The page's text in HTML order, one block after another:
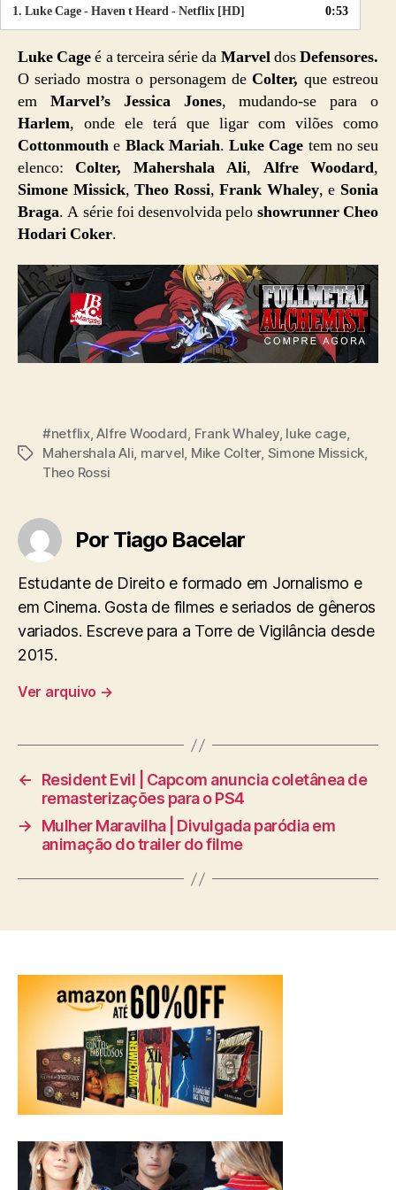
1. Luke Cage - Haven t Heard - Netflix [HD] 0:53
Luke Cageé a terceira série da MarveldosDefensores.
O seriado mostra o personagem de Colter, que estreou
em Marvel’s Jessica Jones, mudando-se para o
Harlem, onde ele terá que ligar com vilões como
Cottonmouth e Black Mariah. Luke Cage tem no seu
elenco: Colter, Mahershala Ali, Alfre Woodard,
Simone Missick,Theo Rossi,Frank Whaley, e Sonia
Braga. A série foi desenvolvida pelo showrunner Cheo
Hodari Coker.
Tags
#netflix,Alfre Woodard, Frank Whaley, luke cage,
Mahershala Ali, marvel, Mike Colter, Simone Missick,
Theo Rossi
Por Tiago Bacelar
Estudante de Direito e formado em Jornalismo e
em Cinema. Gosta de filmes e seriados de gêneros
variados. Escreve para a Torre de Vigilância desde
2015.
Ver arquivo →
←
Resident Evil | Capcom anuncia coletânea de
remasterizações para o PS4
→
Mulher Maravilha | Divulgada paródia em
animação do trailer do filme